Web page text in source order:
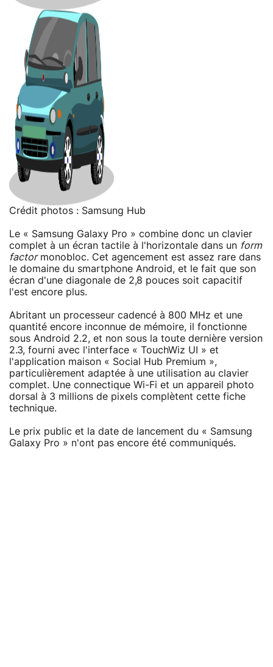
Crédit photos : Samsung Hub
Le « Samsung Galaxy Pro » combine donc un clavier
complet à un écran tactile à l'horizontale dans un form
factormonobloc. Cet agencement est assez rare dans
le domaine du smartphone Android, et le fait que son
écran d'une diagonale de 2,8 pouces soit capacitif
l'est encore plus.
Abritant un processeur cadencé à 800 MHz et une
quantité encore inconnue de mémoire, il fonctionne
sous Android 2.2, et non sous la toute dernière version
2.3, fourni avec l'interface « TouchWiz UI » et
l'application maison « Social Hub Premium »,
particulièrement adaptée à une utilisation au clavier
complet. Une connectique Wi-Fi et un appareil photo
dorsal à 3 millions de pixels complètent cette fiche
technique.
Le prix public et la date de lancement du « Samsung
Galaxy Pro » n'ont pas encore été communiqués.